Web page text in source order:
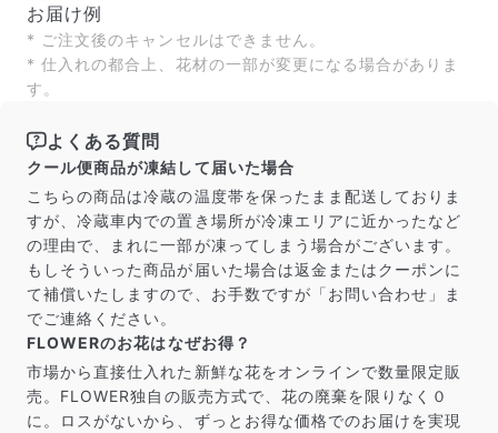
お届け例
* ご注文後のキャンセルはできません。
* 仕入れの都合上、花材の一部が変更になる場合がありま
す。
よくある質問
クール便商品が凍結して届いた場合
こちらの商品は冷蔵の温度帯を保ったまま配送しておりま
すが、冷蔵車内での置き場所が冷凍エリアに近かったなど
の理由で、まれに一部が凍ってしまう場合がございます。
もしそういった商品が届いた場合は返金またはクーポンに
て補償いたしますので、お手数ですが「お問い合わせ」ま
でご連絡ください。
FLOWERのお花はなぜお得？
市場から直接仕入れた新鮮な花をオンラインで数量限定販
売。FLOWER独自の販売方式で、花の廃棄を限りなく０
に。ロスがないから、ずっとお得な価格でのお届けを実現